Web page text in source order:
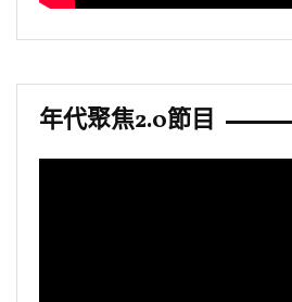
年代聚焦2.0節目